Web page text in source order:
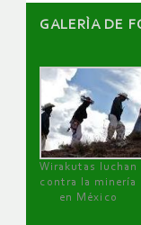
GALERÌA DE
Wirakutas luchan
contra la minería
en México